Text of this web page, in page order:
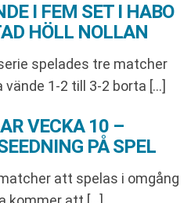
I FEM SET I HABO
HÖLL NOLLAN
spelades tre matcher
vände 1-2 till 3-2 borta […]
VECKA 10 –
PÅ SPEL
att spelas i omgång